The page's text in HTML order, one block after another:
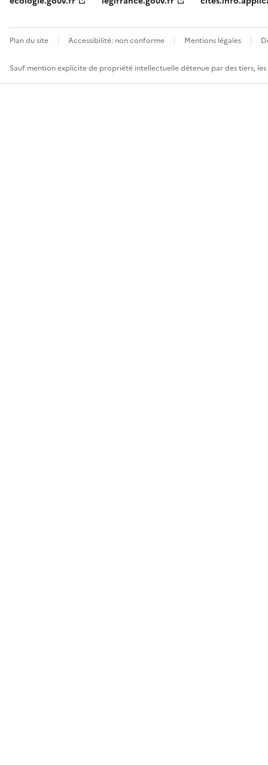
Plan du site Accessibilité: non conforme Mentions légales
Sauf mention explicite de propriété intellectuelle détenue par des tiers,